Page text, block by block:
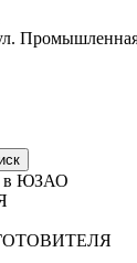
в ЮЗАО